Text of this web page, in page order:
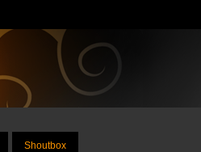
Shoutbox